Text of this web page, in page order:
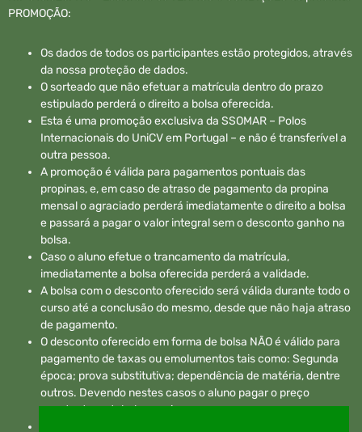
PROMOÇÃO:
Os dados de todos os participantes estão protegidos, através
da nossa proteção de dados.
O sorteado que não efetuar a matrícula dentro do prazo
estipulado perderá o direito a bolsa oferecida.
Esta é uma promoção exclusiva da SSOMAR – Polos
Internacionais do UniCV em Portugal – e não é transferível a
outra pessoa.
A promoção é válida para pagamentos pontuais das
propinas, e, em caso de atraso de pagamento da propina
mensal o agraciado perderá imediatamente o direito a bolsa
e passará a pagar o valor integral sem o desconto ganho na
bolsa.
Caso o aluno efetue o trancamento da matrícula,
imediatamente a bolsa oferecida perderá a validade.
A bolsa com o desconto oferecido será válida durante todo o
curso até a conclusão do mesmo, desde que não haja atraso
de pagamento.
O desconto oferecido em forma de bolsa NÃO é válido para
pagamento de taxas ou emolumentos tais como: Segunda
época; prova substitutiva; dependência de matéria, dentre
outros. Devendo nestes casos o aluno pagar o preço
constante na tabela em vigor.